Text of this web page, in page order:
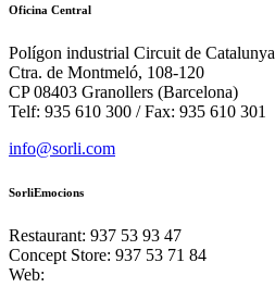
Oficina Central
Polígon industrial Circuit de Catalunya
Ctra. de Montmeló, 108-120
CP 08403 Granollers (Barcelona)
Telf: 935 610 300 / Fax: 935 610 301
info@sorli.com
SorliEmocions
Restaurant: 937 53 93 47
Concept Store: 937 53 71 84
Web: